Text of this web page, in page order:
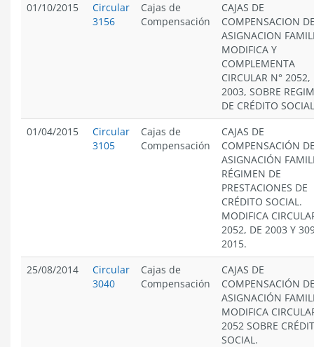
01/10/2015
Circular
3156
Cajas de
Compensación
CAJAS DE
COMPENSACION
ASIGNACION
MODIFICA Y
COMPLEMENTA
CIRCULAR N° 2052,
2003, SOBRE
DE CRÉDITO
01/04/2015
Circular
3105
Cajas de
Compensación
CAJAS DE
COMPENSACIÓN
ASIGNACIÓN
RÉGIMEN DE
PRESTACIONES DE
CRÉDITO SOCIAL.
MODIFICA
2052, DE 2003 Y
2015.
25/08/2014
Circular
3040
Cajas de
Compensación
CAJAS DE
COMPENSACIÓN
ASIGNACIÓN
MODIFICA
2052 SOBRE
SOCIAL.